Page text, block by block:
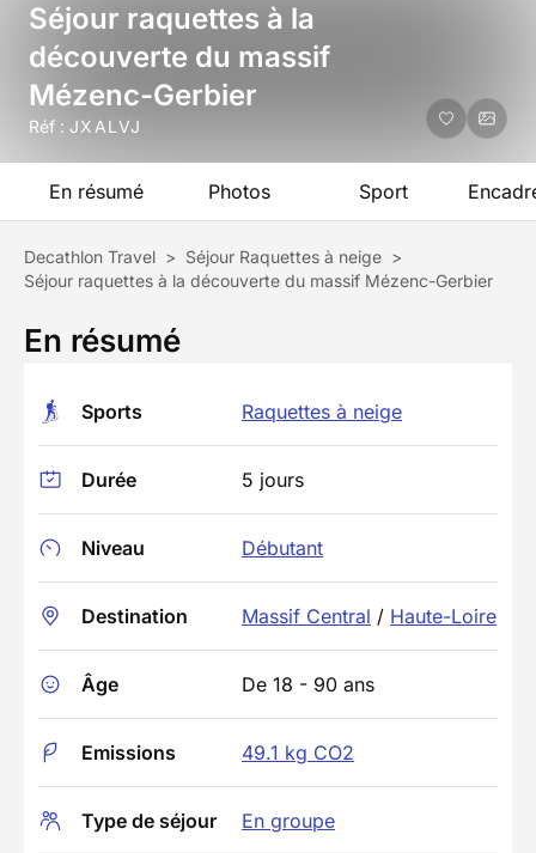
Séjour raquettes à la
découverte du massif
Mézenc-Gerbier
Réf : JXALVJ
En résumé Photos Sport
Decathlon Travel > Séjour Raquettes à neige >
Séjour raquettes à la découverte du massif Mézenc-Gerbier
En résumé
Sports Raquettes à neige
Durée 5 jours
Niveau Débutant
Destination Massif Central / Haute-Loire
Âge De 18 - 90 ans
Emissions 49.1 kg CO2
Type de séjour En groupe